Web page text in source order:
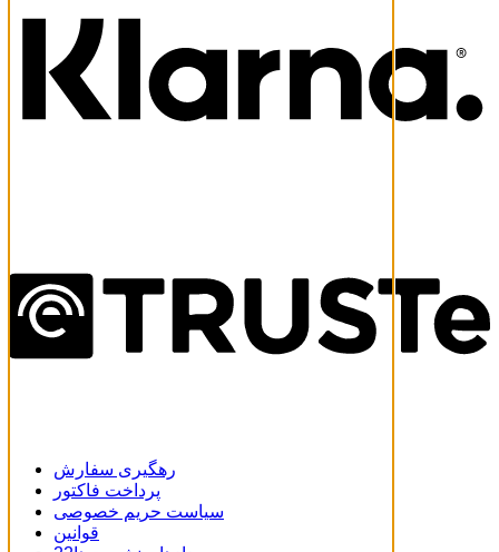
رهگیری سفارش
پرداخت فاکتور
سیاست حریم خصوصی
قوانین